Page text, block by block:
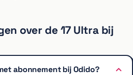
over de 17 Ultra bij
abonnement bij Odido?